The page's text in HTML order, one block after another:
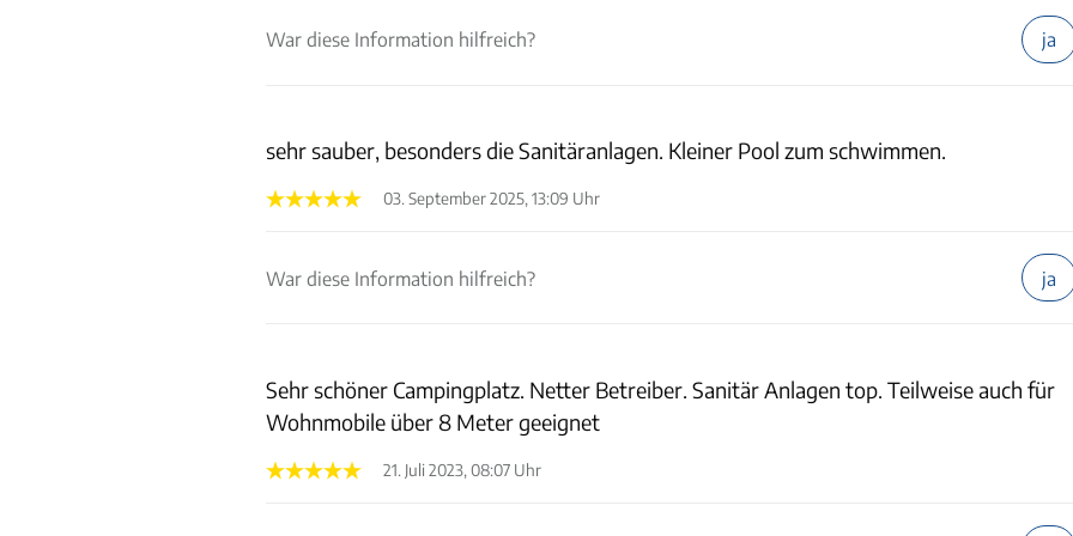
War diese Information hilfreich? ja
sehr sauber, besonders die Sanitäranlagen. Kleiner Pool zum schwimmen.
03. September 2025, 13:09 Uhr
War diese Information hilfreich? ja
Sehr schöner Campingplatz. Netter Betreiber. Sanitär Anlagen top. Teilweise auch für
Wohnmobile über 8 Meter geeignet
21. Juli 2023, 08:07 Uhr